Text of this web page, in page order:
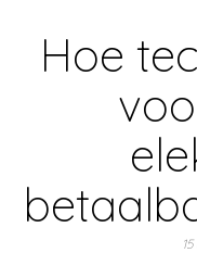
Hoe